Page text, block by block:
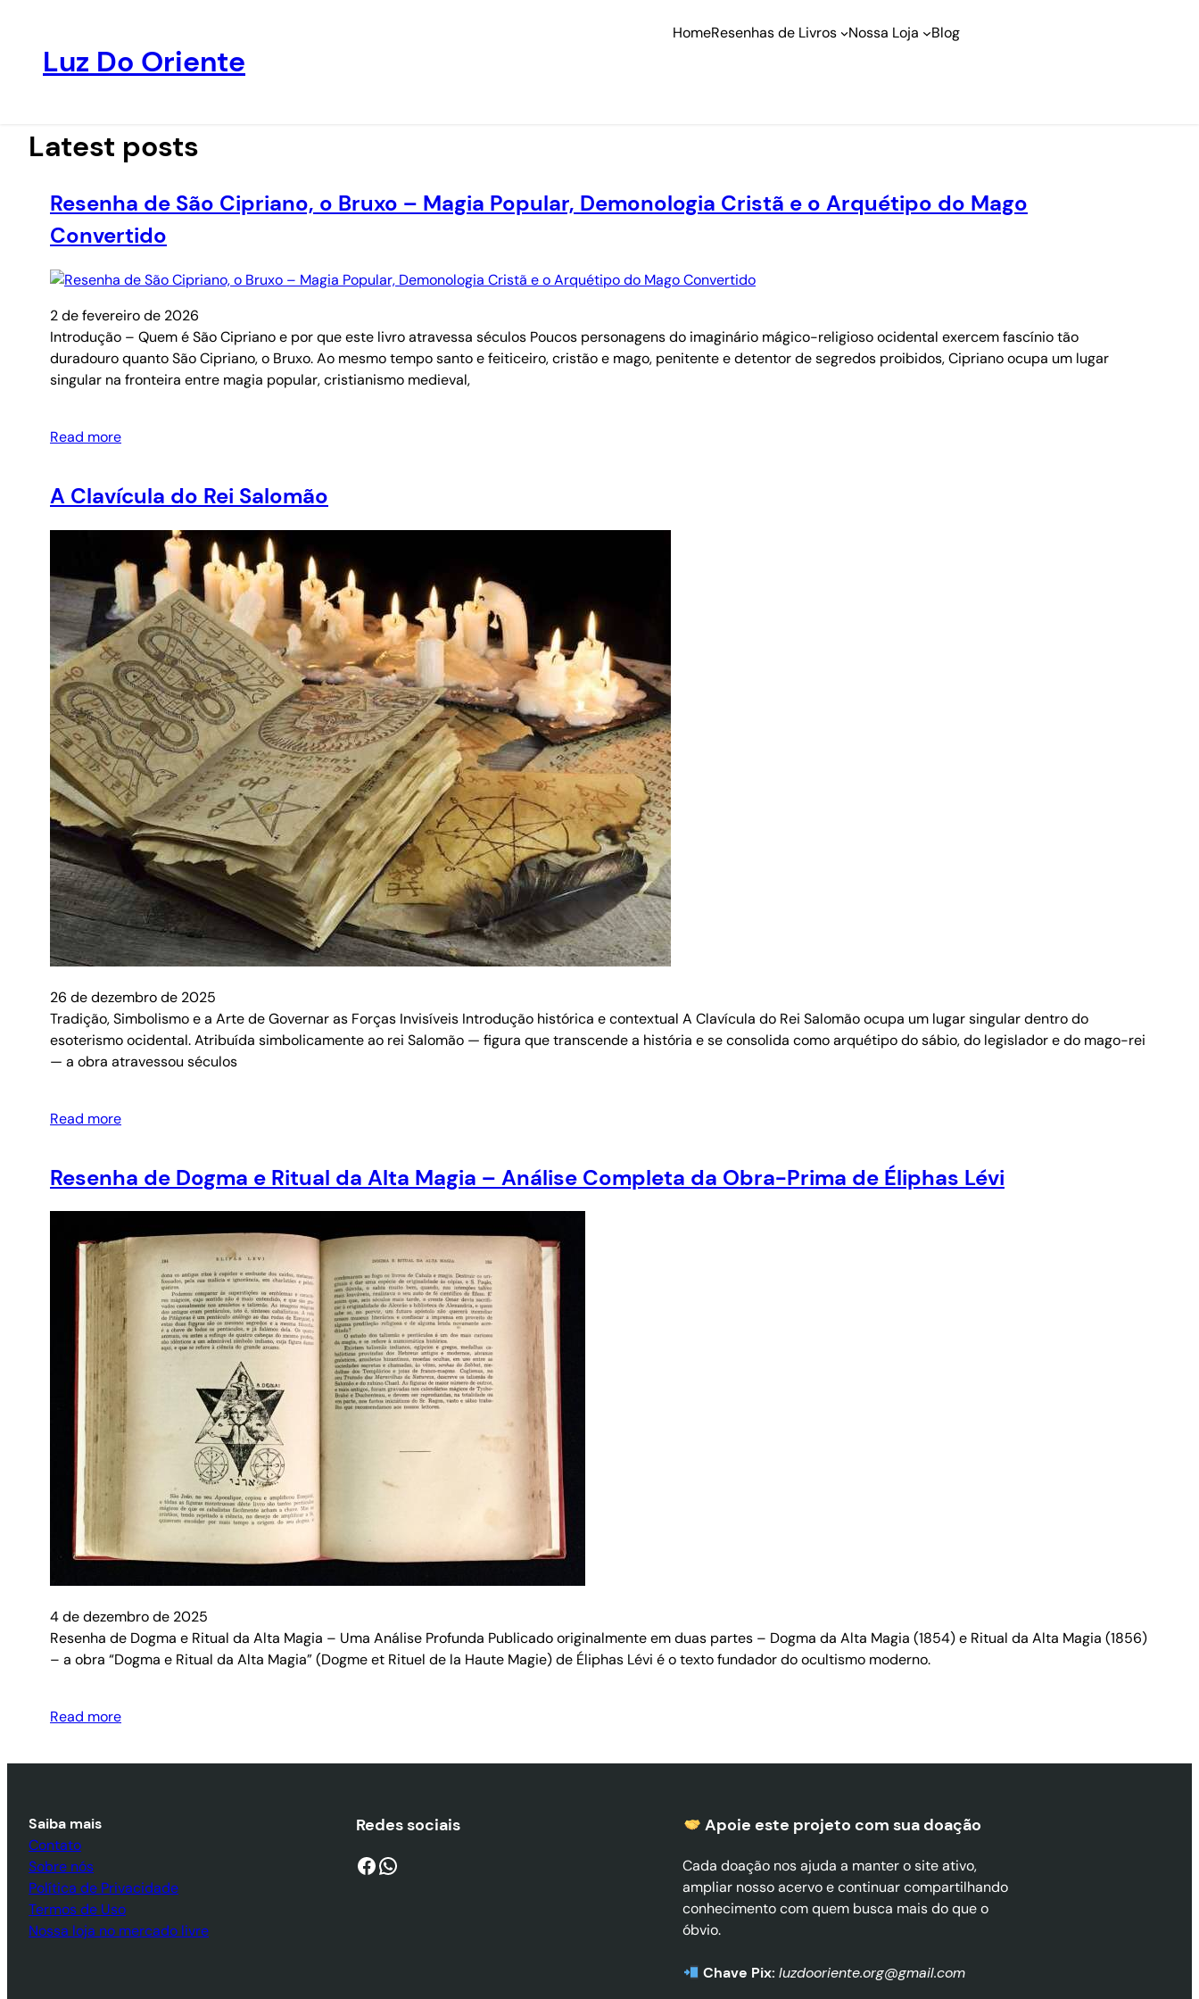
conteúdo
Luz Do Oriente
HomeResenhas de Livros Nossa Loja Blog
Latest posts
Resenha de São Cipriano, o Bruxo – Magia Popular, Demonologia Cristã e o Arquétipo do Mago
Convertido
2 de fevereiro de 2026
Introdução – Quem é São Cipriano e por que este livro atravessa séculos Poucos personagens do imaginário mágico-religioso ocidental exercem fascínio tão
duradouro quanto São Cipriano, o Bruxo. Ao mesmo tempo santo e feiticeiro, cristão e mago, penitente e detentor de segredos proibidos, Cipriano ocupa um lugar
singular na fronteira entre magia popular, cristianismo medieval,
Read more
A Clavícula do Rei Salomão
26 de dezembro de 2025
Tradição, Simbolismo e a Arte de Governar as Forças Invisíveis Introdução histórica e contextual A Clavícula do Rei Salomão ocupa um lugar singular dentro do
esoterismo ocidental. Atribuída simbolicamente ao rei Salomão — figura que transcende a história e se consolida como arquétipo do sábio, do legislador e do mago-rei
— a obra atravessou séculos
Read more
Resenha de Dogma e Ritual da Alta Magia – Análise Completa da Obra-Prima de Éliphas Lévi
4 de dezembro de 2025
Resenha de Dogma e Ritual da Alta Magia – Uma Análise Profunda Publicado originalmente em duas partes – Dogma da Alta Magia (1854) e Ritual da Alta Magia (1856)
– a obra “Dogma e Ritual da Alta Magia” (Dogme et Rituel de la Haute Magie) de Éliphas Lévi é o texto fundador do ocultismo moderno.
Read more
Saiba mais
Contato
Sobre nós
Política de Privacidade
Termos de Uso
Nossa loja no mercado livre
Redes sociais
Facebook WhatsApp
Apoie este projeto com sua doação
Cada doação nos ajuda a manter o site ativo,
ampliar nosso acervo e continuar compartilhando
conhecimento com quem busca mais do que o
óbvio.
Chave Pix: luzdooriente.org@gmail.com